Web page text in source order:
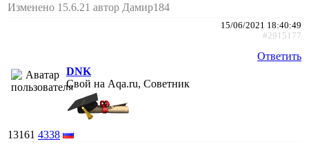
Изменено 15.6.21 автор Дамир184
15/06/2021 18:40:49
#2915177
Ответить
DNK
Свой на Aqa.ru, Советник
13161 4338